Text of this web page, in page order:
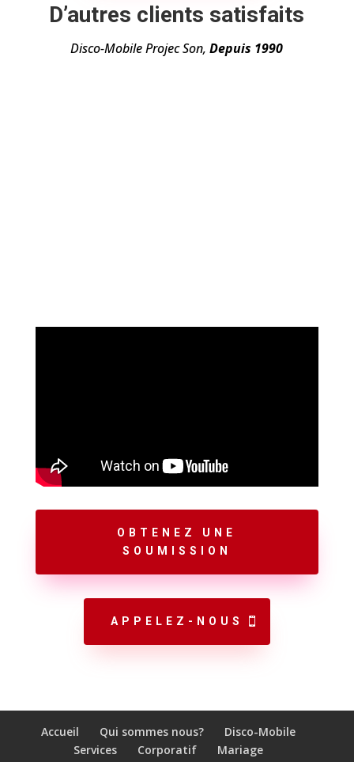
D’autres clients satisfaits
Disco-Mobile Projec Son,Depuis 1990
OBTENEZ UNE
SOUMISSION
APPELEZ-NOUS
Accueil Qui sommes nous?
Disco-Mobile
Services
Corporatif
Mariage